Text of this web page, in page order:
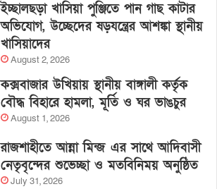
ইচ্ছালছড়া খাসিয়া পুঞ্জিতে পান গাছ কাটার
অভিযোগ, উচ্ছেদের ষড়যন্ত্রের আশঙ্কা স্থানীয়
খাসিয়াদের
August 2, 2026
কক্সবাজার উখিয়ায় স্থানীয় বাঙ্গালী কর্তৃক
বৌদ্ধ বিহারে হামলা, মূর্তি ও ঘর ভাঙচুর
August 1, 2026
রাজশাহীতে আন্না মিন্জ এর সাথে আদিবাসী
নেতৃবৃন্দের শুভেচ্ছা ও মতবিনিময় অনুষ্ঠিত
July 31, 2026